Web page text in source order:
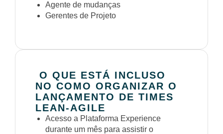
Agente de mudanças
Gerentes de Projeto
O QUE ESTÁ INCLUSO
NO COMO ORGANIZAR O
LANÇAMENTO DE TIMES
LEAN-AGILE
Acesso a Plataforma Experience
durante um mês para assistir o